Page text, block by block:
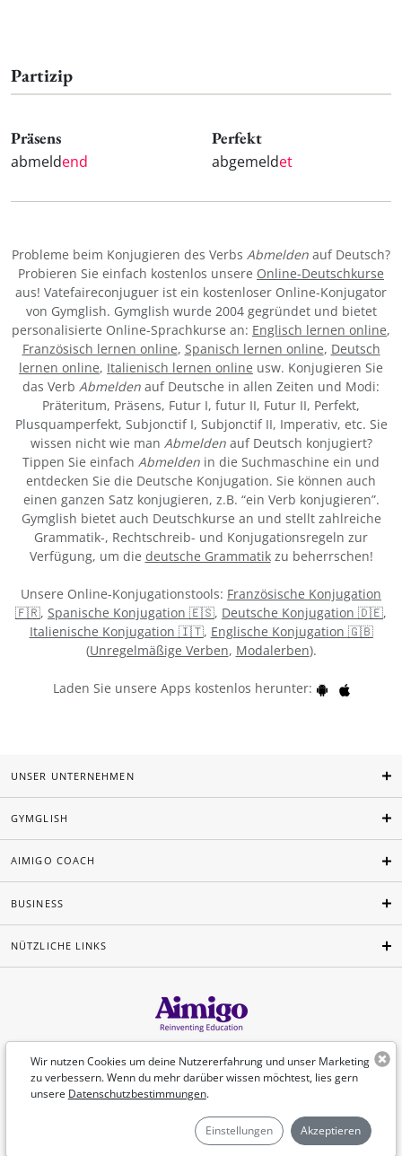
Partizip
Präsens
abmeldend
Perfekt
abgemeldet
Probleme beim Konjugieren des Verbs Abmelden auf Deutsch?
Probieren Sie einfach kostenlos unsere Online-Deutschkurse
aus! Vatefaireconjuguer ist ein kostenloser Online-Konjugator
von Gymglish. Gymglish wurde 2004 gegründet und bietet
personalisierte Online-Sprachkurse an: Englisch lernen online,
Französisch lernen online, Spanisch lernen online, Deutsch
lernen online, Italienisch lernen online usw. Konjugieren Sie
das Verb Abmelden auf Deutsche in allen Zeiten und Modi:
Präteritum, Präsens, Futur I, futur II, Futur II, Perfekt,
Plusquamperfekt, Subjonctif I, Subjonctif II, Imperativ, etc. Sie
wissen nicht wie man Abmeldenauf Deutsch konjugiert?
Tippen Sie einfach Abmelden in die Suchmaschine ein und
entdecken Sie die Deutsche Konjugation. Sie können auch
einen ganzen Satz konjugieren, z.B. “ein Verb konjugieren”.
Gymglish bietet auch Deutschkurse an und stellt zahlreiche
Grammatik-, Rechtschreib- und Konjugationsregeln zur
Verfügung, um die deutsche Grammatikzu beherrschen!
Unsere Online-Konjugationstools: Französische Konjugation
🇫🇷, Spanische Konjugation 🇪🇸, Deutsche Konjugation 🇩🇪,
Italienische Konjugation 🇮🇹, Englische Konjugation 🇬🇧
(Unregelmäßige Verben, Modalerben).
Laden Sie unsere Apps kostenlos herunter:
Wir nutzen Cookies um deine Nutzererfahrung und unser Marketing
zu verbessern. Wenn du mehr darüber wissen möchtest, lies gern
unsere Datenschutzbestimmungen.
Einstellungen Akzeptieren
UNSER UNTERNEHMEN
GYMGLISH
AIMIGO COACH
BUSINESS
NÜTZLICHE LINKS
Deutsch
©Aimigo 2026